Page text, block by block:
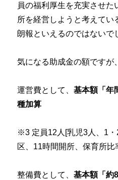
員の福利厚生を充実させ
所を経営しようと考えてい
朗報といえるのではないで
気になる助成金の額ですが、
運営費として、基本額「年
種加算
※3 定員12人[乳児3人、1・
区、11時間開所、保育所比
整備費として、基本額「約